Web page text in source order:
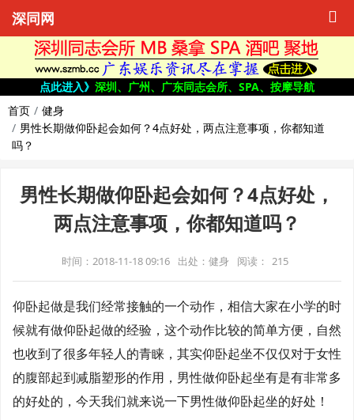
深同网
点此进入》 深圳、广州、广东同志会所、SPA、按摩导航
首页
健身
男性长期做仰卧起会如何？4点好处，两点注意事项，你都知道
吗？
男性长期做仰卧起会如何？4点好处，
两点注意事项，你都知道吗？
时间：2018-11-18 09:16 出处：健身 阅读： 215
仰卧起做是我们经常接触的一个动作，相信大家在小学的时
候就有做仰卧起做的经验，这个动作比较的简单方便，自然
也收到了很多年轻人的青睐，其实仰卧起坐不仅仅对于女性
的腹部起到减脂塑形的作用，男性做仰卧起坐有是有非常多
的好处的，今天我们就来说一下男性做仰卧起坐的好处！